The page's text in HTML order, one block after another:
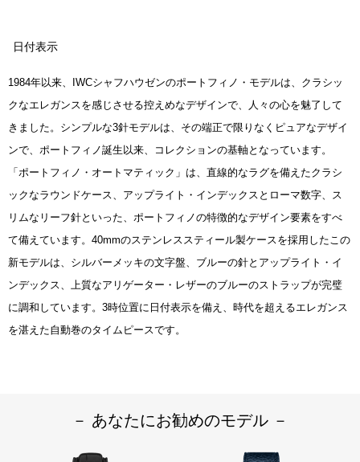
日付表示
1984年以来、IWCシャフハウゼンのポートフィノ・モデルは、クラシッ
クなエレガンスを感じさせる控えめなデザインで、人々の心を魅了して
きました。シンプルな3針モデルは、その端正で限りなくピュアなデザイ
ンで、ポートフィノ誕生以来、コレクションの基軸となっています。
「ポートフィノ・オートマティック」は、直線的なラグを備えたクラシ
ックなラウンドケース、アップライト・インデックスとローマ数字、ス
リムなリーフ針といった、ポートフィノの特徴的なデザイン要素をすべ
て備えています。40mmのステンレススティール製ケースを採用したこの
新モデルは、シルバーメッキの文字盤、ブルーの針とアップライト・イ
ンデックス、上質なアリゲーター・レザーのブルーのストラップが完璧
に調和しています。3時位置に日付表示を備え、時代を超えるエレガンス
を湛えた自動巻のタイムピースです。
－ あなたにお勧めのモデル －